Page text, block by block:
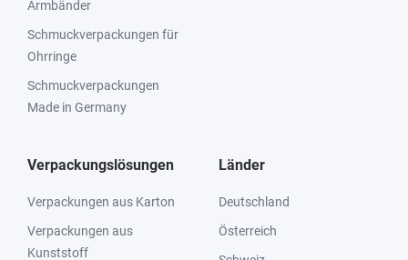
Armbänder
Schmuckverpackungen für
Ohrringe
Schmuckverpackungen
Made in Germany
Verpackungslösungen
Verpackungen aus Karton
Verpackungen aus
Kunststoff
Länder
Deutschland
Österreich